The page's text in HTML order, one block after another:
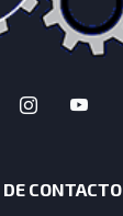
CONTACTO